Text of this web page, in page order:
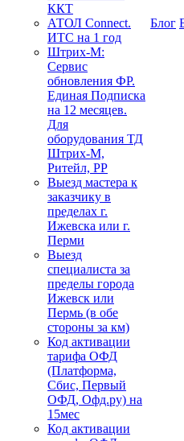
ККТ
АТОЛ Connect.
ИТС на 1 год
Штрих-М:
Сервис
обновления ФР.
Единая Подписка
на 12 месяцев.
Для
оборудования ТД
Штрих-М,
Ритейл, РР
Выезд мастера к
заказчику в
пределах г.
Ижевска или г.
Перми
Выезд
специалиста за
пределы города
Ижевск или
Пермь (в обе
стороны за км)
Код активации
тарифа ОФД
(Платформа,
Сбис, Первый
ОФД, Офд.ру) на
15мес
Код активации
Блог